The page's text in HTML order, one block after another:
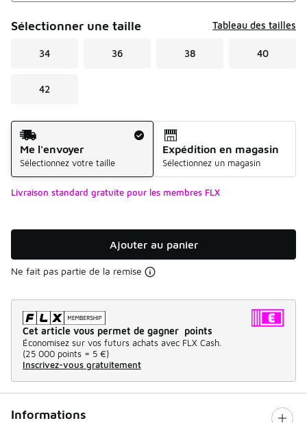
Sélectionner une taille Tableau des tailles
34 36 38 40
42
Mode d'expédition
Me l'envoyer
Sélectionnez votre taille
Expédition en magasin
Sélectionnez un magasin
Livraison standard gratuite pour les membres FLX
Ajouter au panier
Ne fait pas partie de la remise
Cet article vous permet de gagner points
Économisez sur vos futurs achats avec FLX Cash.
(25 000 points = 5 €)
Inscrivez-vous gratuitement
Informations